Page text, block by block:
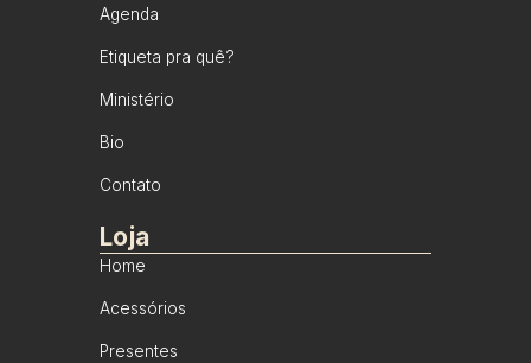
Agenda
Etiqueta pra quê?
Ministério
Bio
Contato
Loja
Home
Acessórios
Presentes